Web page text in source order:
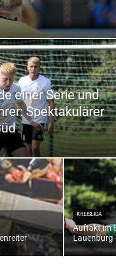
einer Serie und
Spektakulärer
KREISLIGA
Auftakt im